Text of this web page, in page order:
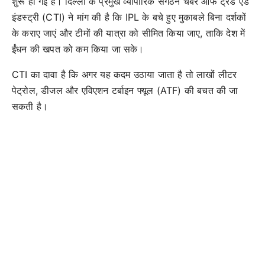
इंडस्ट्री (CTI) ने मांग की है कि IPL के बचे हुए मुकाबले बिना दर्शकों
के कराए जाएं और टीमों की यात्रा को सीमित किया जाए, ताकि देश में
ईंधन की खपत को कम किया जा सके।
CTI का दावा है कि अगर यह कदम उठाया जाता है तो लाखों लीटर
पेट्रोल, डीजल और एविएशन टर्बाइन फ्यूल (ATF) की बचत की जा
सकती है।